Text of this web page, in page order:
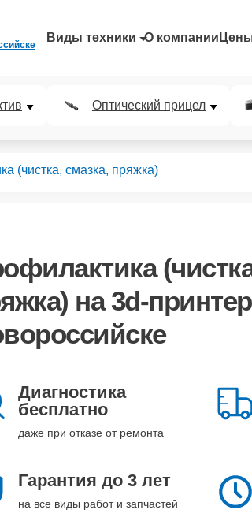
Виды техники О компании
Оптический прицел
(чистка, смазка, пряжка)
на 3d-
Диагностика
бесплатно
даже при отказе от ремонта
Гарантия до 3 лет
на все виды работ и запчастей